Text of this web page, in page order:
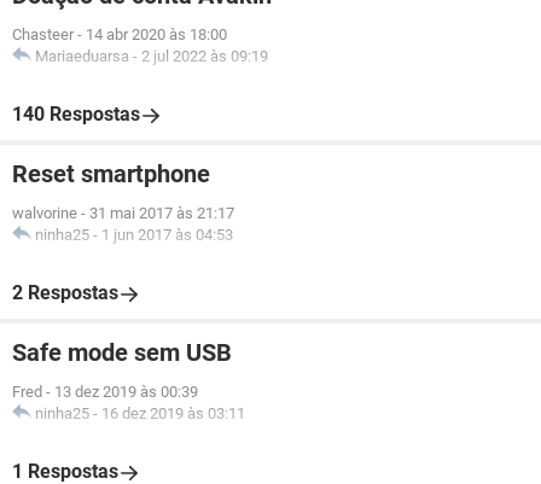
Chasteer - 14 abr 2020 às 18:00
Mariaeduarsa - 2 jul 2022 às 09:19
140 Respostas
Reset smartphone
walvorine - 31 mai 2017 às 21:17
ninha25 - 1 jun 2017 às 04:53
2 Respostas
Safe mode sem USB
Fred - 13 dez 2019 às 00:39
ninha25 - 16 dez 2019 às 03:11
1 Respostas